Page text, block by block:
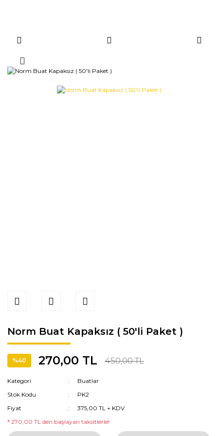
Norm Buat Kapaksız ( 50'li Paket )
%40 270,00 TL 450,00 TL
Kategori
Buatlar
Stok Kodu
PK2
Fiyat
375,00 TL + KDV
* 270,00 TL den başlayan taksitlerle!